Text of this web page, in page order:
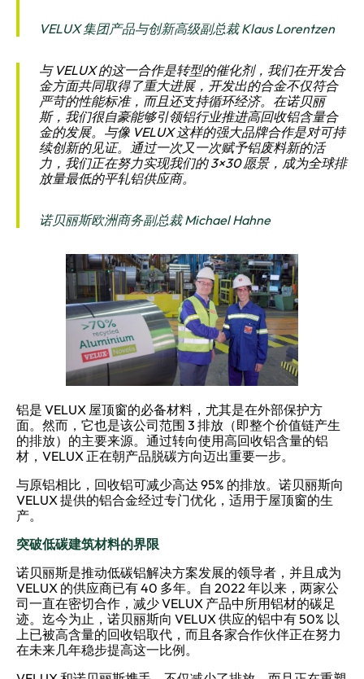
VELUX 集团产品与创新高级副总裁 Klaus Lorentzen
与 VELUX 的这一合作是转型的催化剂，我们在开发合
金方面共同取得了重大进展，开发出的合金不仅符合
严苛的性能标准，而且还支持循环经济。在诺贝丽
斯，我们很自豪能够引领铝行业推进高回收铝含量合
金的发展。与像 VELUX 这样的强大品牌合作是对可持
续创新的见证。通过一次又一次赋予铝废料新的活
力，我们正在努力实现我们的 3×30 愿景，成为全球排
放量最低的平轧铝供应商。
诺贝丽斯欧洲商务副总裁 Michael Hahne
铝是 VELUX 屋顶窗的必备材料，尤其是在外部保护方
面。然而，它也是该公司范围 3 排放（即整个价值链产生
的排放）的主要来源。通过转向使用高回收铝含量的铝
材，VELUX 正在朝产品脱碳方向迈出重要一步。
与原铝相比，回收铝可减少高达 95% 的排放。诺贝丽斯向
VELUX 提供的铝合金经过专门优化，适用于屋顶窗的生
产。
突破低碳建筑材料的界限
诺贝丽斯是推动低碳铝解决方案发展的领导者，并且成为
VELUX 的供应商已有 40 多年。自 2022 年以来，两家公
司一直在密切合作，减少 VELUX 产品中所用铝材的碳足
迹。迄今为止，诺贝丽斯向 VELUX 供应的铝中有 50% 以
上已被高含量的回收铝取代，而且各家合作伙伴正在努力
在未来几年稳步提高这一比例。